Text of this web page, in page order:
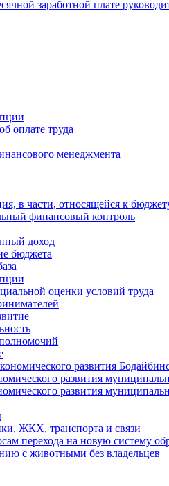
заработной плате
оплате труда
менеджмента
в части, относящейся к
финансовый контроль
доход
бюджета
оценки условий труда
развития
развития
развития
ЖКХ, транспорта и связи
перехода на новую систему
с животными без владельцев